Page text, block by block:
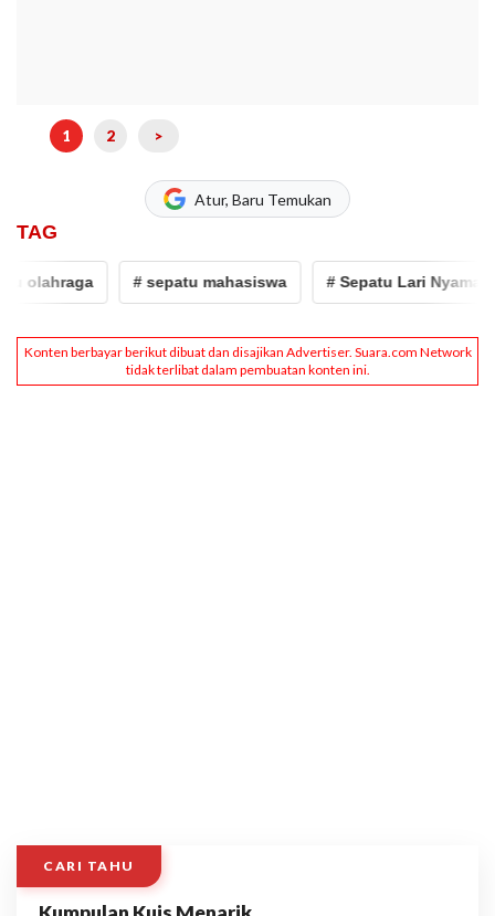
1 2 >
Atur, Baru Temukan
TAG
# sepatu mahasiswa # Sepatu Lari Nyaman
CARI TAHU